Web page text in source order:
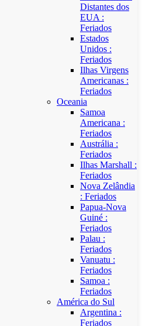
Distantes dos
EUA :
Feriados
Estados
Unidos :
Feriados
Ilhas Virgens
Americanas :
Feriados
Oceania
Samoa
Americana :
Feriados
Austrália :
Feriados
Ilhas Marshall :
Feriados
Nova Zelândia
: Feriados
Papua-Nova
Guiné :
Feriados
Palau :
Feriados
Vanuatu :
Feriados
Samoa :
Feriados
América do Sul
Argentina :
Feriados